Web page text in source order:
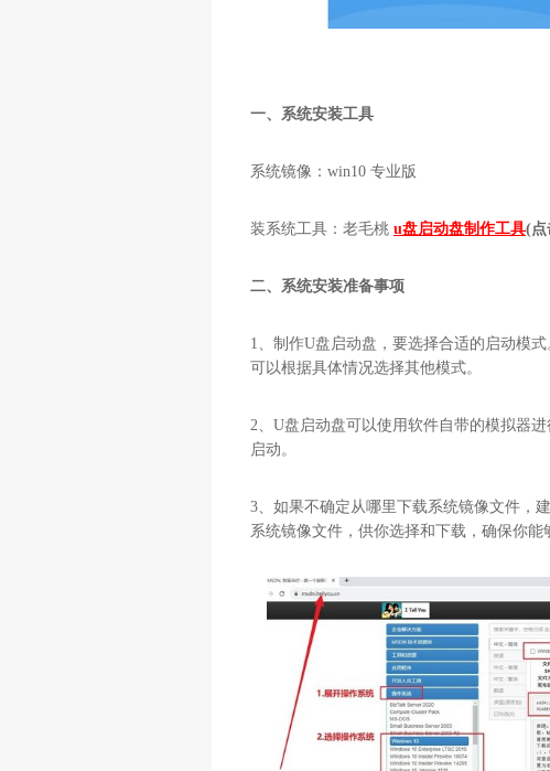
一、系统安装工具
系统镜像： win10 专业版
装系统工具：老毛桃 u盘启动盘制作工具(
二、系统安装准备事项
1、制作U盘启动盘，要选择合适的启动模
可以根据具体情况选择其他模式。
2、 U盘启动盘可以使用软件自带的模拟器
启动。
3、如果不确定从哪里下载系统镜像文件，
系统镜像文件，供你选择和下载，确保你能